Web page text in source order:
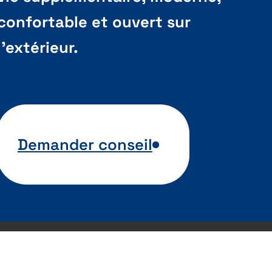
et ouvert sur
Demander conseil